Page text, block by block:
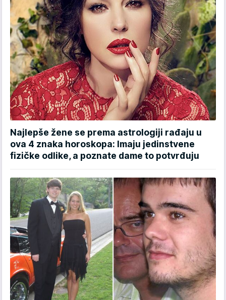
Najlepše žene se prema astrologiji rađaju u
ova 4 znaka horoskopa: Imaju jedinstvene
fizičke odlike, a poznate dame to potvrđuju